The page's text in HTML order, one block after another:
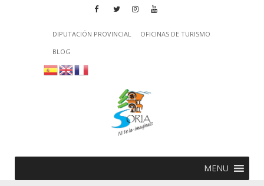
DIPUTACIÓN PROVINCIAL
OFICINAS DE TURISMO
BLOG
MENU